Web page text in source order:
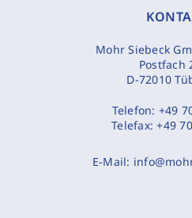
Mohr Siebeck
Postfach
D-72010
Telefon: +49
Telefax:+49
E-Mail: